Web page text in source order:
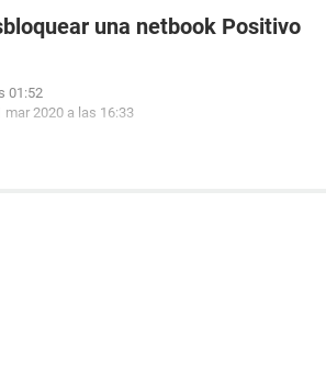
una netbook Positivo
01:52
mar 2020 a las 16:33